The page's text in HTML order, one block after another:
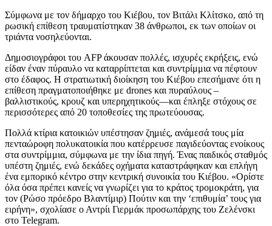
Σύμφωνα με τον δήμαρχο του Κιέβου, τον Βιτάλι Κλίτσκο, από τη
ρωσική επίθεση τραυματίστηκαν 38 άνθρωποι, εκ των οποίων οι
τριάντα νοσηλεύονται.
Δημοσιογράφοι του AFP άκουσαν πολλές, ισχυρές εκρήξεις, ενώ
είδαν έναν πύραυλο να καταρρίπτεται και συντρίμμια να πέφτουν
στο έδαφος. Η στρατιωτική διοίκηση του Κιέβου επεσήμανε ότι η
επίθεση πραγματοποιήθηκε με drones και πυραύλους –
βαλλιστικούς, κρουζ και υπερηχητικούς—και έπληξε στόχους σε
περισσότερες από 20 τοποθεσίες της πρωτεύουσας.
Πολλά κτίρια κατοικιών υπέστησαν ζημιές, ανάμεσά τους μία
πενταώροφη πολυκατοικία που κατέρρευσε παγιδεύοντας ενοίκους
στα συντρίμμια, σύμφωνα με την ίδια πηγή. Ένας παιδικός σταθμός
υπέστη ζημιές, ενώ δεκάδες οχήματα καταστράφηκαν και επλήγη
ένα εμπορικό κέντρο στην κεντρική συνοικία του Κιέβου. «Ορίστε
όλα όσα πρέπει κανείς να γνωρίζει για το κράτος τρομοκράτη, για
τον (Ρώσο πρόεδρο Βλαντίμιρ) Πούτιν και την ‘επιθυμία’ τους για
ειρήνη», σχολίασε ο Αντρίι Γιερμάκ προσωπάρχης του Ζελένσκι
στο Telegram.